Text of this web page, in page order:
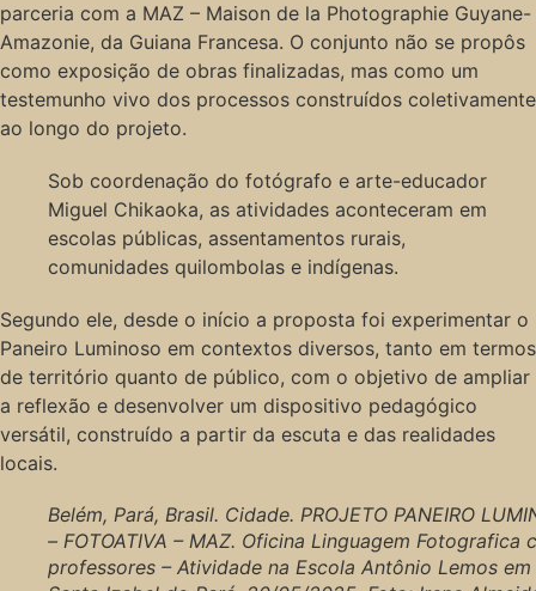
parceria com a MAZ – Maison de la Photographie Guyane-
Amazonie, da Guiana Francesa. O conjunto não se propôs
como exposição de obras finalizadas, mas como um
testemunho vivo dos processos construídos coletivamente
ao longo do projeto.
Sob coordenação do fotógrafo e arte-educador
Miguel Chikaoka, as atividades aconteceram em
escolas públicas, assentamentos rurais,
comunidades quilombolas e indígenas.
Segundo ele, desde o início a proposta foi experimentar o
Paneiro Luminoso em contextos diversos, tanto em termos
de território quanto de público, com o objetivo de ampliar
a reflexão e desenvolver um dispositivo pedagógico
versátil, construído a partir da escuta e das realidades
locais.
Belém, Pará, Brasil. Cidade. PROJETO PANEIRO
– FOTOATIVA – MAZ. Oficina Linguagem Fotografica
professores – Atividade na Escola Antônio Lemos em